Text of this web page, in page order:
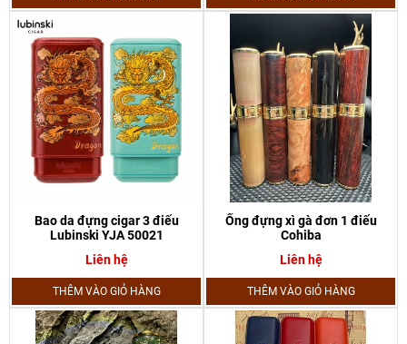
Bao da đựng cigar 3 điếu
Lubinski YJA 50021
Liên hệ
THÊM VÀO GIỎ HÀNG
Ống đựng xì gà đơn 1 điếu
Cohiba
Liên hệ
THÊM VÀO GIỎ HÀNG